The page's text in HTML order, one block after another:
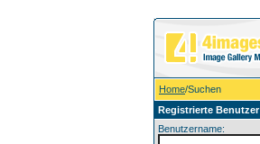
Home/Suchen
Registrierte Benutzer
Benutzername: